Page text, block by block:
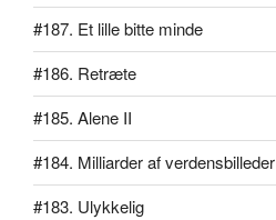
#187. Et lille bitte minde
#186. Retræte
#185. Alene II
#184. Milliarder af verdensbilleder
#183. Ulykkelig